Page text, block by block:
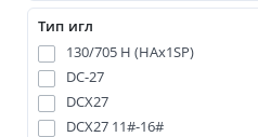
Тип игл
130/705 Н (HAx1SP)
DC-27
DCX27
DCX27 11#-16#